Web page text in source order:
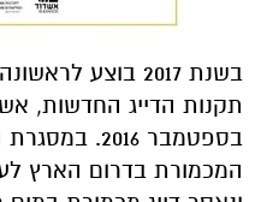
בשנת 2017 בוצע
תקנות הדייג החדשות,
בספטמבר